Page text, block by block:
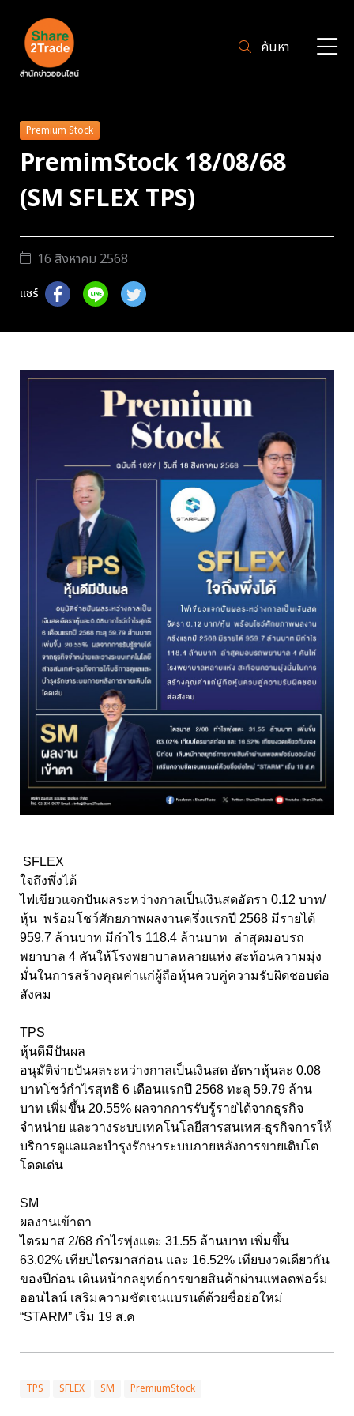
ค้นหา
Premium Stock
PremimStock 18/08/68
(SM SFLEX TPS)
16 สิงหาคม 2568
แชร์
SFLEX
ใจถึงพึ่งได้
ไฟเขียวแจกปันผลระหว่างกาลเป็นเงินสดอัตรา 0.12 บาท/
หุ้น พร้อมโชว์ศักยภาพผลงานครึ่งแรกปี 2568 มีรายได้
959.7 ล้านบาท มีกำไร 118.4 ล้านบาท ล่าสุดมอบรถ
พยาบาล 4 คันให้โรงพยาบาลหลายแห่ง สะท้อนความมุ่ง
มั่นในการสร้างคุณค่าแก่ผู้ถือหุ้นควบคู่ความรับผิดชอบต่อ
สังคม
TPS
หุ้นดีมีปันผล
อนุมัติจ่ายปันผลระหว่างกาลเป็นเงินสด อัตราหุ้นละ 0.08
บาทโชว์กำไรสุทธิ 6 เดือนแรกปี 2568 ทะลุ 59.79 ล้าน
บาท เพิ่มขึ้น 20.55% ผลจากการรับรู้รายได้จากธุรกิจ
จำหน่าย และวางระบบเทคโนโลยีสารสนเทศ-ธุรกิจการให้
บริการดูแลและบำรุงรักษาระบบภายหลังการขายเติบโต
โดดเด่น
SM
ผลงานเข้าตา
ไตรมาส 2/68 กำไรพุ่งแตะ 31.55 ล้านบาท เพิ่มขึ้น
63.02% เทียบไตรมาสก่อน และ 16.52% เทียบงวดเดียวกัน
ของปีก่อน เดินหน้ากลยุทธ์การขายสินค้าผ่านแพลตฟอร์ม
ออนไลน์ เสริมความชัดเจนแบรนด์ด้วยชื่อย่อใหม่
“STARM” เริ่ม 19 ส.ค
TPS SFLEX SM PremiumStock